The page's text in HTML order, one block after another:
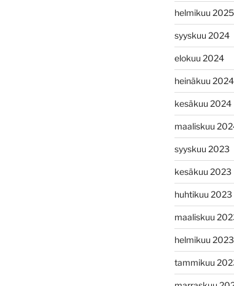
helmikuu 2025
syyskuu 2024
elokuu 2024
heinäkuu 2024
kesäkuu 2024
maaliskuu
syyskuu 2023
kesäkuu 2023
huhtikuu 2023
maaliskuu
helmikuu 2023
tammikuu